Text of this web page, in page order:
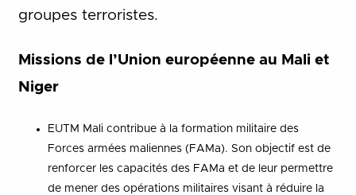
groupes terroristes.
Missions de l’Union européenne au Mali et
Niger
EUTM Mali contribue à la formation militaire des
Forces armées maliennes (FAMa). Son objectif est de
renforcer les capacités des FAMa et de leur permettre
de mener des opérations militaires visant à réduire la